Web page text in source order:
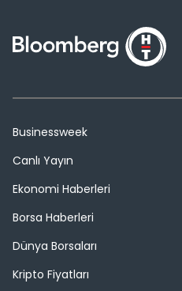
Businessweek
Canlı Yayın
Ekonomi Haberleri
Borsa Haberleri
Dünya Borsaları
Kripto Fiyatları